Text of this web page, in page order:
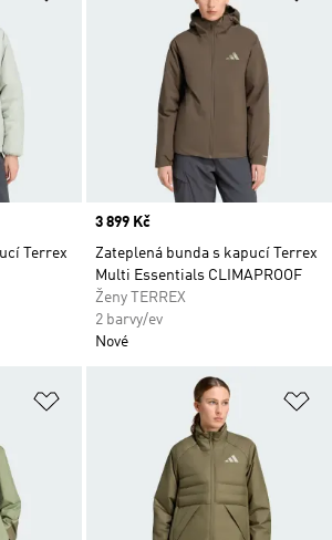
Terrex
Price
3 899 Kč
Zateplená bunda s kapucí Terrex
Multi Essentials CLIMAPROOF
Ženy TERREX
2 barvy/ev
Nové
Přidat do seznamu přání